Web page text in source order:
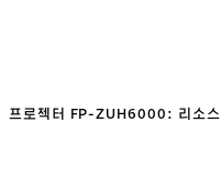
프로젝터 FP-ZUH6000: 리소스